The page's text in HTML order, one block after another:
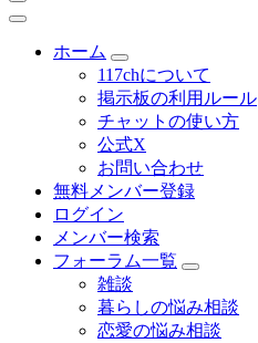
ホーム
117chについて
掲示板の利用ルール
チャットの使い方
公式X
お問い合わせ
無料メンバー登録
ログイン
メンバー検索
フォーラム一覧
雑談
暮らしの悩み相談
恋愛の悩み相談